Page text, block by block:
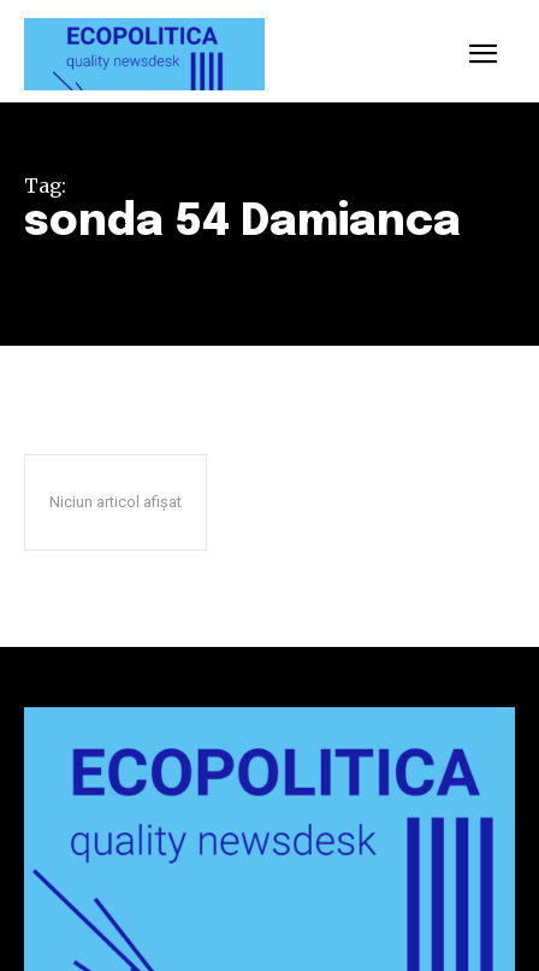
Tag:
sonda 54 Damianca
Niciun articol afișat